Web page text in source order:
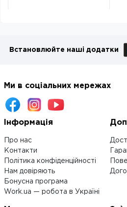
Встановлюйте наші додатки
Ми в соціальних мережах
Інформація
Про нас
Контакти
Політика конфіденційності
Нам довіряють
Бонусна програма
Work.ua — робота в Україні